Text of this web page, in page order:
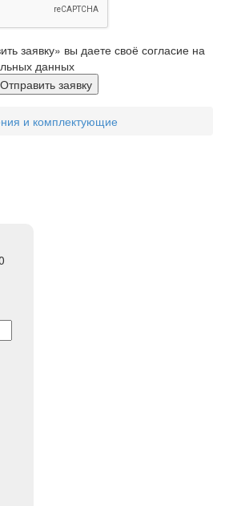
заявку» вы даете своё согласие на
данных
Отправить заявку
и комплектующие